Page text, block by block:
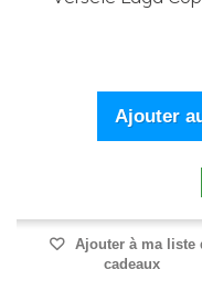
Ajouter
Ajouter à ma liste
cadeaux